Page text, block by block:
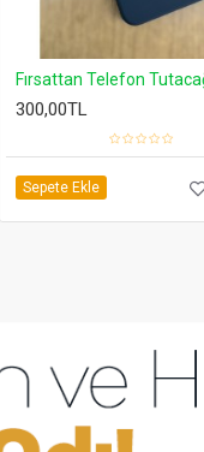
Rower Unisex Kol Saati
249,00TL
Sepete Ekle